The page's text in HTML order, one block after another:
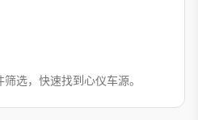
选，快速找到心仪车源。